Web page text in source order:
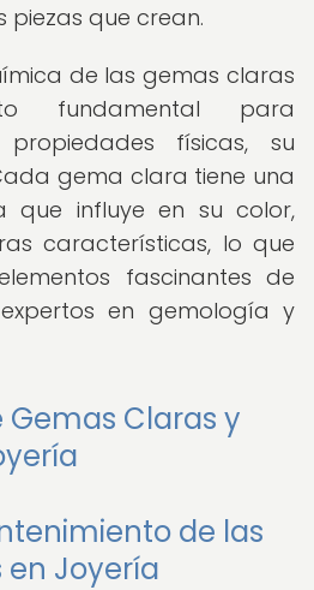
que crean.
de las gemas claras
fundamental para
físicas, su
gema clara tiene una
que influye en su color,
características, lo que
fascinantes de
en gemología y
Claras y
de las
en Joyería